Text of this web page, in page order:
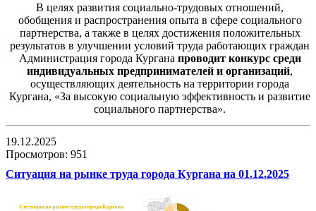
В целях развития социально-трудовых отношений,
обобщения и распространения опыта в сфере социального
партнерства, а также в целях достижения положительных
результатов в улучшении условий труда работающих граждан
Администрация города Кургана проводит конкурс среди
индивидуальных предпринимателей и организаций,
осуществляющих деятельность на территории города
Кургана, «За высокую социальную эффективность и развитие
социального партнерства».
19.12.2025
Просмотров: 951
Ситуация на рынке труда города Кургана на 01.12.2025